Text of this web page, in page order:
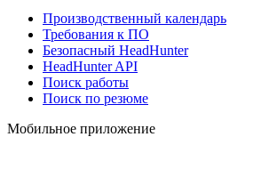
Производственный календарь
Требования к ПО
Безопасный HeadHunter
HeadHunter API
Поиск работы
Поиск по резюме
Мобильное приложение